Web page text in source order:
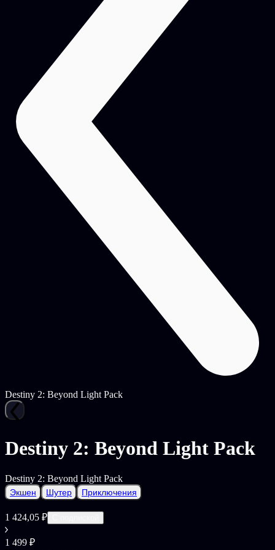
Destiny 2: Beyond Light Pack
Destiny 2: Beyond Light Pack
Destiny 2: Beyond Light Pack
Экшен Шутер Приключения
1 424,05 ₽
1 499 ₽